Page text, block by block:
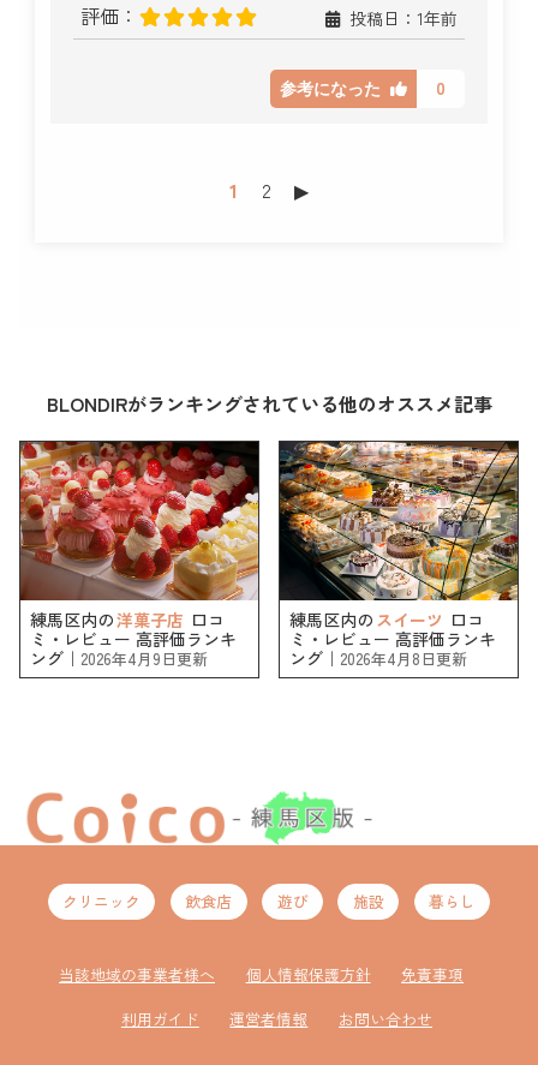
評価：
投稿日：1年前
参考になった 0
1 2 ▶︎
BLONDIRがランキングされている他のオススメ記事
練馬区内の洋菓子店 口コ
ミ・レビュー 高評価ランキ
ング｜ 2026年4月9日更新
練馬区内の スイーツ 口コ
ミ・レビュー 高評価ランキ
ング｜ 2026年4月8日更新
クリニック 飲食店 遊び 施設 暮らし
当該地域の事業者様へ 個人情報保護方針
免責事項
利用ガイド
運営者情報 お問い合わせ